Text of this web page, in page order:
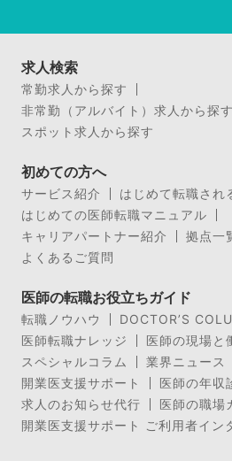
求人検索
常勤求人から探す
非常勤（アルバイト）求人から探す
スポット求人から探す
初めての方へ
サービス紹介
はじめて転職され
はじめての医師転職マニュアル
キャリアパートナー紹介
拠点一
よくあるご質問
医師の転職お役立ちガイド
転職ノウハウ
DOCTOR’S
医師転職ナレッジ
医師の現場と
スペシャルコラム
業界ニュース
開業医支援サポート
医師の年収
求人のお知らせ代行
医師の職場
開業医支援サポート ご利用者イン